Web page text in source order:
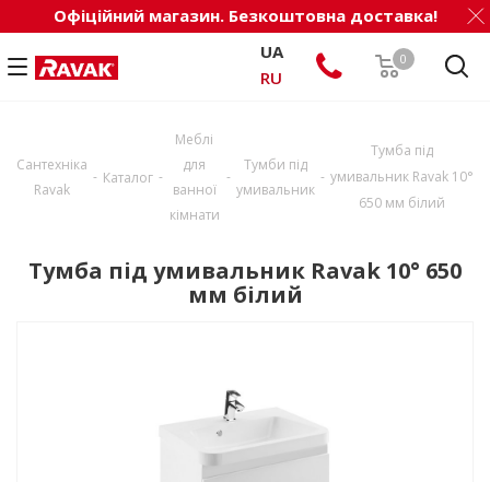
Офіційний магазин. Безкоштовна доставка!
0
UA
RU
Сантехніка
Ravak
- Каталог -
Меблі
для
ванної
кімнати
-
Тумби під
умивальник
-
Тумба під
умивальник Ravak 10°
650 мм білий
Тумба під умивальник Ravak 10° 650
мм білий